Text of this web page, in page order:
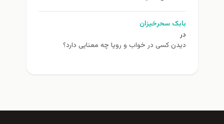
بابک سحرخیزان
در
دیدن کسی در خواب و رویا چه معنایی دارد؟